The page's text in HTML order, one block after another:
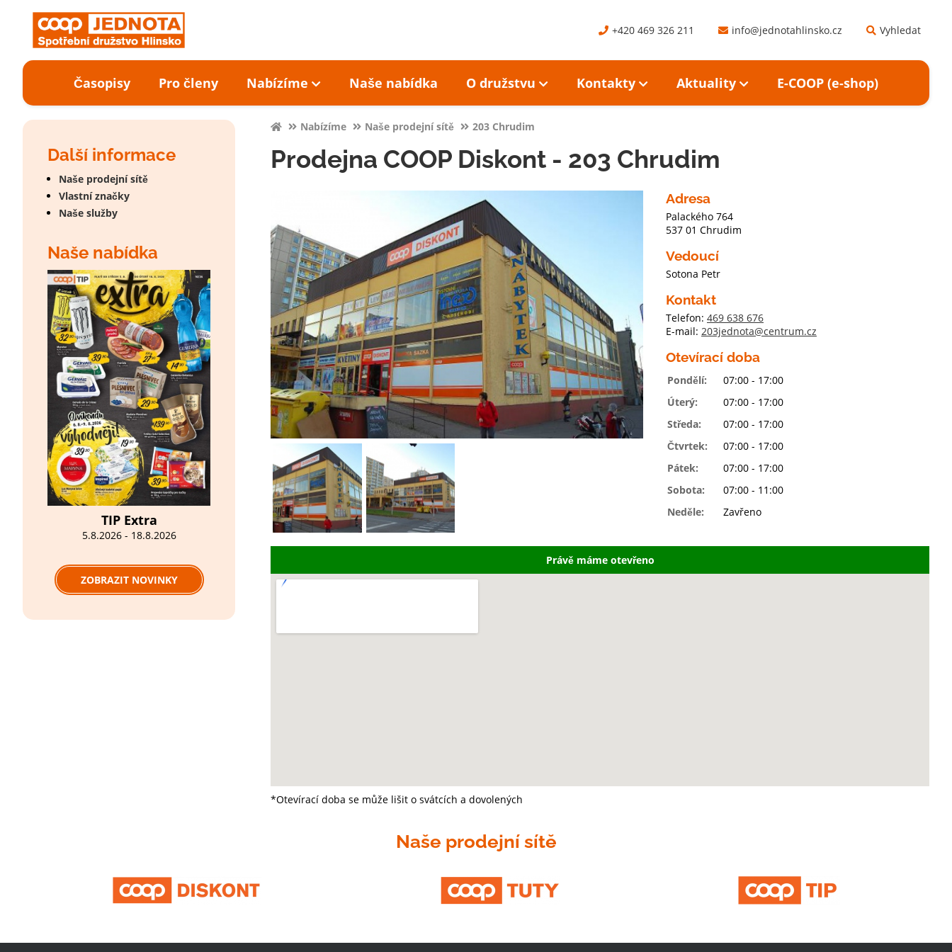
+420 469 326 211 info@jednotahlinsko.cz Vyhledat
Časopisy Pro členy Nabízíme Naše nabídka O družstvu Kontakty Aktuality E-COOP (e-shop)
Další informace
Naše prodejní sítě
Vlastní značky
Naše služby
Naše nabídka
TIP Extra
5.8.2026 - 18.8.2026
ZOBRAZIT NOVINKY
Nabízíme Naše prodejní sítě 203 Chrudim
Prodejna COOP Diskont - 203 Chrudim
Adresa
Palackého 764
537 01 Chrudim
Vedoucí
Sotona Petr
Kontakt
Telefon: 469 638 676
E-mail: 203jednota@centrum.cz
Otevírací doba
Pondělí:
07:00 - 17:00
Úterý:
07:00 - 17:00
Středa:
07:00 - 17:00
Čtvrtek:
07:00 - 17:00
Pátek:
07:00 - 17:00
Sobota:
07:00 - 11:00
Neděle:
Zavřeno
Právě máme otevřeno
*Otevírací doba se může lišit o svátcích a dovolených
Naše prodejní sítě